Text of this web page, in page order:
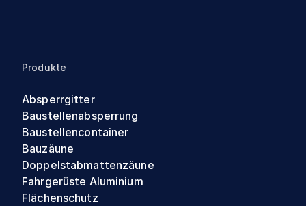
Produkte
Absperrgitter
Baustellenabsperrung
Baustellencontainer
Bauzäune
Doppelstabmattenzäune
Fahrgerüste Aluminium
Flächenschutz